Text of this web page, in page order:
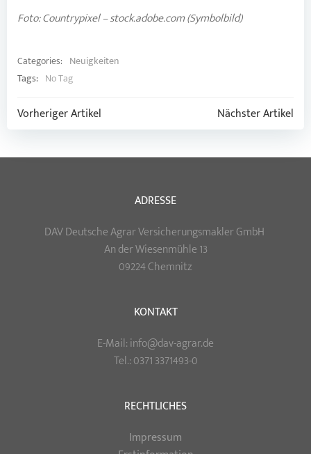
Foto: Countrypixel – stock.adobe.com (Symbolbild)
Categories: Neuigkeiten
Tags: No Tag
Post
navigation
Vorheriger Artikel Post
navigation
Nächster Artikel
ADRESSE
DAV Deutsche Agrar Versicherungsmakler GmbH
An der Wiesenmühle 13
09224 Chemnitz
KONTAKT
E-Mail: info@dav-agrar.de
Tel.: 0371 3371493-0
RECHTLICHES
Impressum